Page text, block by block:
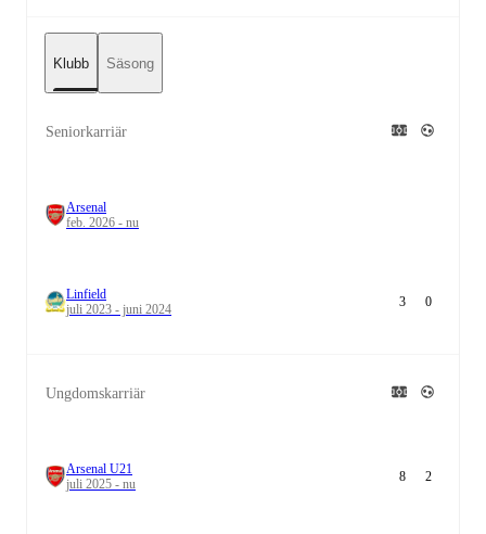
Klubb Säsong
Seniorkarriär
Arsenal
feb. 2026 - nu
Linfield
juli 2023 - juni 2024
3 0
Ungdomskarriär
Arsenal U21
juli 2025 - nu
8 2